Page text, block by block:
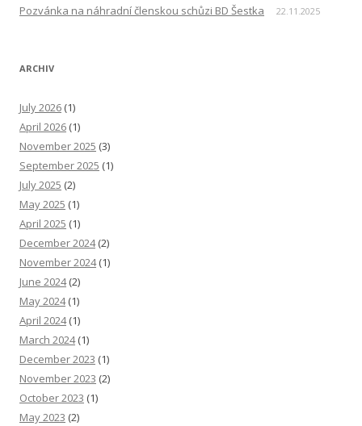
Pozvánka na náhradní členskou schůzi BD Šestka 22.11.2025
ARCHIV
July 2026 (1)
April 2026 (1)
November 2025 (3)
September 2025 (1)
July 2025 (2)
May 2025 (1)
April 2025 (1)
December 2024(2)
November 2024(1)
June 2024(2)
May 2024(1)
April 2024(1)
March 2024(1)
December 2023 (1)
November 2023 (2)
October 2023 (1)
May 2023 (2)